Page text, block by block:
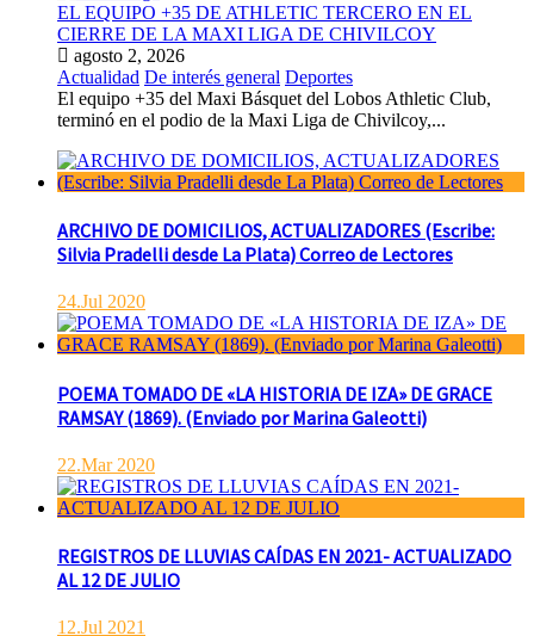
EL EQUIPO +35 DE ATHLETIC TERCERO EN EL
CIERRE DE LA MAXI LIGA DE CHIVILCOY
agosto 2, 2026
Actualidad De interés general Deportes
El equipo +35 del Maxi Básquet del Lobos Athletic Club,
terminó en el podio de la Maxi Liga de Chivilcoy,...
ARCHIVO DE DOMICILIOS, ACTUALIZADORES (Escribe:
Silvia Pradelli desde La Plata) Correo de Lectores
24.Jul 2020
POEMA TOMADO DE «LA HISTORIA DE IZA» DE GRACE
RAMSAY (1869). (Enviado por Marina Galeotti)
22.Mar 2020
REGISTROS DE LLUVIAS CAÍDAS EN 2021- ACTUALIZADO
AL 12 DE JULIO
12.Jul 2021